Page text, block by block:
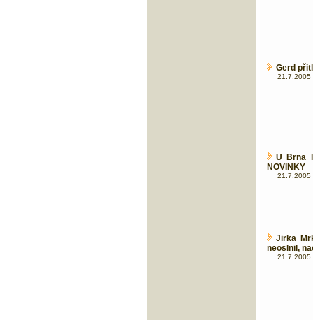
Gerd
21.7.2005
U Brna
NOVINKY
21.7.2005
Jirka
neoslnil,
21.7.2005